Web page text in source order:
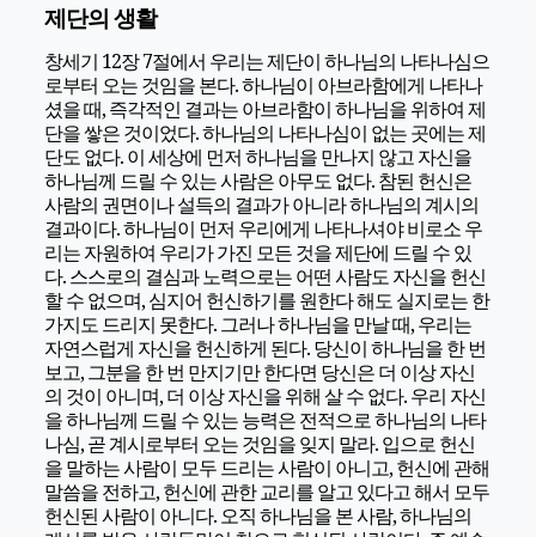
제단의 생활
창세기 12장 7절에서 우리는 제단이 하나님의 나타나심으
로부터 오는 것임을 본다. 하나님이 아브라함에게 나타나
셨을 때, 즉각적인 결과는 아브라함이 하나님을 위하여 제
단을 쌓은 것이었다. 하나님의 나타나심이 없는 곳에는 제
단도 없다. 이 세상에 먼저 하나님을 만나지 않고 자신을
하나님께 드릴 수 있는 사람은 아무도 없다. 참된 헌신은
사람의 권면이나 설득의 결과가 아니라 하나님의 계시의
결과이다. 하나님이 먼저 우리에게 나타나셔야 비로소 우
리는 자원하여 우리가 가진 모든 것을 제단에 드릴 수 있
다. 스스로의 결심과 노력으로는 어떤 사람도 자신을 헌신
할 수 없으며, 심지어 헌신하기를 원한다 해도 실지로는 한
가지도 드리지 못한다. 그러나 하나님을 만날 때, 우리는
자연스럽게 자신을 헌신하게 된다. 당신이 하나님을 한 번
보고, 그분을 한 번 만지기만 한다면 당신은 더 이상 자신
의 것이 아니며, 더 이상 자신을 위해 살 수 없다. 우리 자신
을 하나님께 드릴 수 있는 능력은 전적으로 하나님의 나타
나심, 곧 계시로부터 오는 것임을 잊지 말라. 입으로 헌신
을 말하는 사람이 모두 드리는 사람이 아니고, 헌신에 관해
말씀을 전하고, 헌신에 관한 교리를 알고 있다고 해서 모두
헌신된 사람이 아니다. 오직 하나님을 본 사람, 하나님의